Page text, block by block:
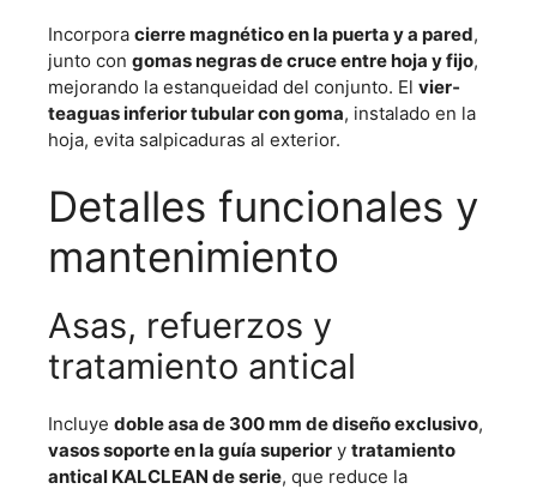
Incorpora cierre magnético en la puerta y a pared,
junto con gomas negras de cruce entre hoja y fijo,
mejorando la estanqueidad del conjunto. El vier­
teaguas inferior tubular con goma, instalado en la
hoja, evita salpicaduras al exterior.
Detalles funcionales y
mantenimiento
Asas, refuerzos y
tratamiento antical
Incluye doble asa de 300 mm de diseño exclusivo,
vasos soporte en la guía superior y tratamiento
antical KALCLEAN de serie, que reduce la